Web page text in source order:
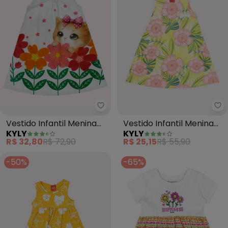
Kyly - Vestido Infantil Menina
Vestido Infantil Menina
Gatinho (Branco)
KYLY
R$ 32,80R$ 72,90
Vestido Infantil Menina
Flores (Branco)
KYLY
R$ 25,15R$ 55,90
-50%
-65%